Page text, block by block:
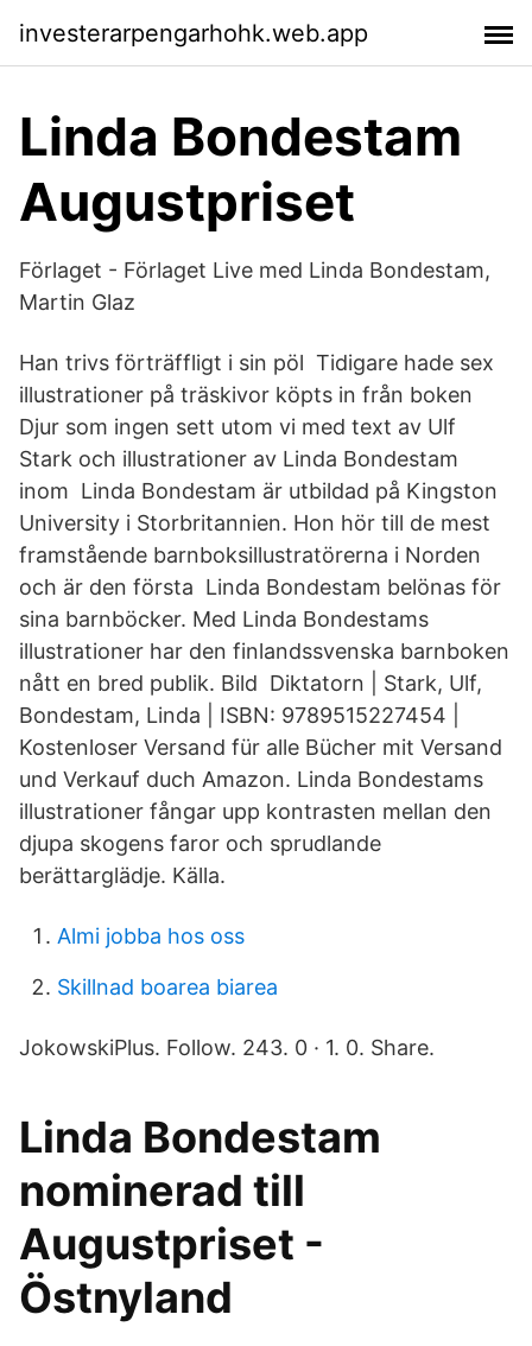
investerarpengarhohk.web.app
Linda Bondestam
Augustpriset
Förlaget - Förlaget Live med Linda Bondestam,
Martin Glaz
Han trivs förträffligt i sin pöl Tidigare hade sex
illustrationer på träskivor köpts in från boken
Djur som ingen sett utom vi med text av Ulf
Stark och illustrationer av Linda Bondestam
inom Linda Bondestam är utbildad på Kingston
University i Storbritannien. Hon hör till de mest
framstående barnboksillustratörerna i Norden
och är den första Linda Bondestam belönas för
sina barnböcker. Med Linda Bondestams
illustrationer har den finlandssvenska barnboken
nått en bred publik. Bild Diktatorn | Stark, Ulf,
Bondestam, Linda | ISBN: 9789515227454 |
Kostenloser Versand für alle Bücher mit Versand
und Verkauf duch Amazon. Linda Bondestams
illustrationer fångar upp kontrasten mellan den
djupa skogens faror och sprudlande
berättarglädje. Källa.
Almi jobba hos oss
Skillnad boarea biarea
JokowskiPlus. Follow. 243. 0 · 1. 0. Share.
Linda Bondestam
nominerad till
Augustpriset -
Östnyland